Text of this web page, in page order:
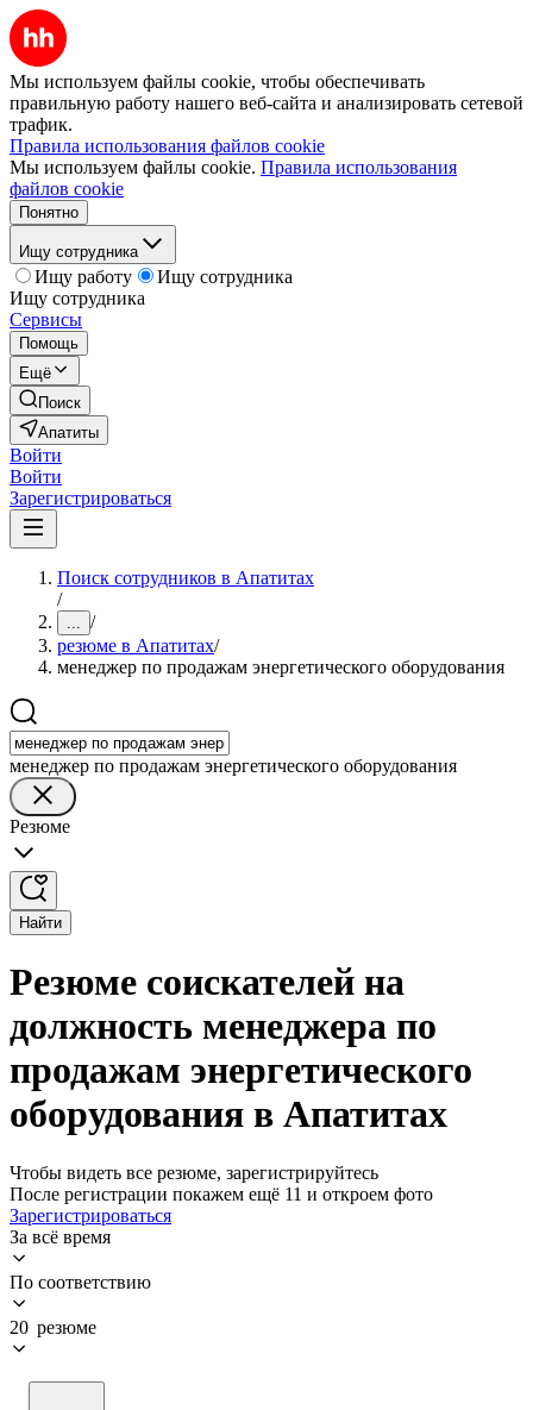
Мы используем файлы cookie, чтобы обеспечивать
правильную работу нашего веб-сайта и анализировать сетевой
трафик.
Правила использования файлов cookie
Мы используем файлы cookie. Правила использования
файлов cookie
Понятно
Ищу сотрудника
Ищу работу
Ищу сотрудника
Ищу сотрудника
Сервисы
Помощь
Ещё
Поиск
Апатиты
Войти
Войти
Зарегистрироваться
Поиск сотрудников в Апатитах
/
... /
резюме в Апатитах/
менеджер по продажам энергетического оборудования
менеджер по продажам энергетического оборудования
Резюме
Найти
Резюме соискателей на
должность менеджера по
продажам энергетического
оборудования в Апатитах
Чтобы видеть все резюме, зарегистрируйтесь
После регистрации покажем ещё 11 и откроем фото
Зарегистрироваться
За всё время
По соответствию
20 резюме